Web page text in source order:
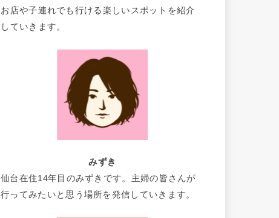
お店や子連れでも行ける楽しいスポットを紹介
していきます。
みずき
仙台在住14年目のみずきです。主婦の皆さんが
行ってみたいと思う場所を発信していきます。